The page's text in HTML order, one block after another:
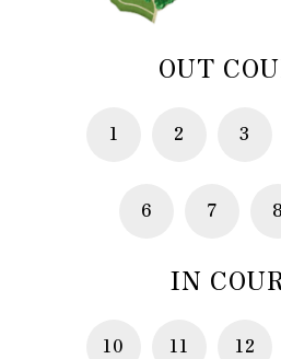
OUT
1 2 3
6 7 8
IN
10 11 12